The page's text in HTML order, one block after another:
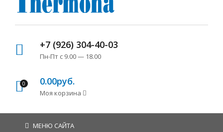
+7 (926) 304-40-03
Пн-Пт с 9.00 — 18.00
0 0.00руб.
Моя корзина
МЕНЮ САЙТА